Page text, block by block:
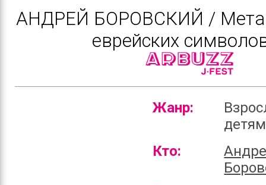
АНДРЕЙ БОРОВСКИЙ /
еврейских
Жанр:
детям
Кто: